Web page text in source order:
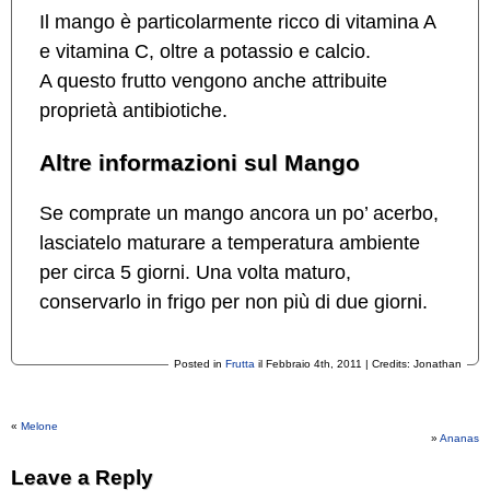
Il mango è particolarmente ricco di vitamina A
e vitamina C, oltre a potassio e calcio.
A questo frutto vengono anche attribuite
proprietà antibiotiche.
Altre informazioni sul Mango
Se comprate un mango ancora un po’ acerbo,
lasciatelo maturare a temperatura ambiente
per circa 5 giorni. Una volta maturo,
conservarlo in frigo per non più di due giorni.
Posted in Frutta il Febbraio 4th, 2011 | Credits: Jonathan
« Melone
» Ananas
Leave a Reply